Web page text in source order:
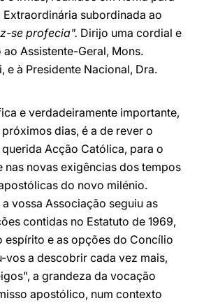
Extraordinária subordinada ao
se profecia". Dirijo uma cordial e
Assistente-Geral, Mons.
e à Presidente Nacional, Dra.
e verdadeiramente importante,
dias, é a de rever o
Acção Católica, para o
nas novas exigências dos tempos
do novo milénio.
vossa Associação seguiu as
contidas no Estatuto de 1969,
espírito e as opções do Concílio
vos a descobrir cada vez mais,
a grandeza da vocação
apostólico, num contexto